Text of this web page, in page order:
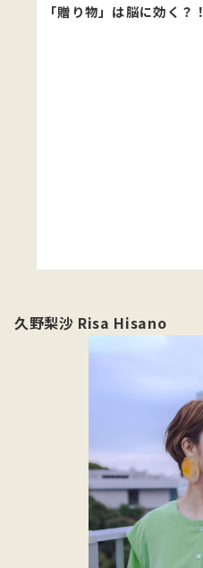
「贈り物」は脳に効く？！
久野梨沙 Risa Hisano